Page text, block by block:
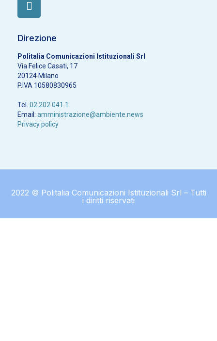
Direzione
Politalia Comunicazioni Istituzionali Srl
Via Felice Casati, 17
20124 Milano
P.IVA 10580830965
Tel. 02 202 041.1
Email: amministrazione@ambiente.news
Privacy policy
2022 © Politalia Comunicazioni Istituzionali Srl – Tutti
i diritti riservati